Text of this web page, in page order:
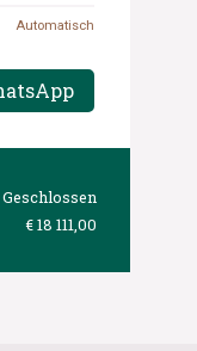
Automatisch
Geschlossen
€ 18 111,00